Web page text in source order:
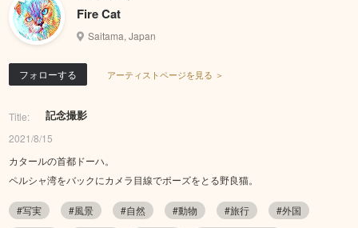
Fire Cat
Saitama, Japan
フォローする アーティストページを見る ＞
Title: 記念撮影
2021/8/15
カタールの首都ドーハ。
ペルシャ湾をバックにカメラ目線でポーズをとる野良猫。
#写実 #風景 #自然 #動物 #旅行
#外国